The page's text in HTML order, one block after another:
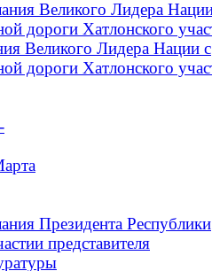
Великого Лидера Нации с
дороги Хатлонского